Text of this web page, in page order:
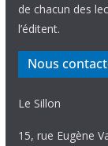
de chacun des
l’éditent.
Nous
Le Sillon
15, rue Eugène